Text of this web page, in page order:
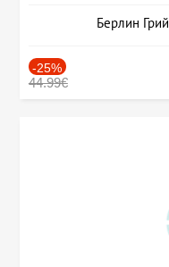
Берлин
-25%
44.99€